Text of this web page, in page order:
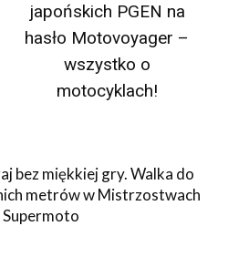
japońskich PGEN na
hasło Motovoyager –
wszystko o
motocyklach!
bez miękkiej gry. Walka do
metrów w Mistrzostwach
Supermoto